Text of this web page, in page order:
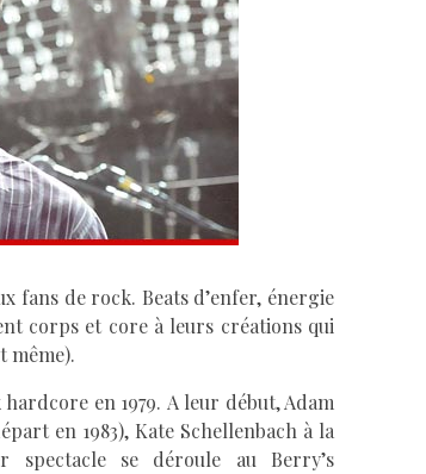
fans de rock. Beats d’enfer, énergie
corps et core à leurs créations qui
même).
en 1979. A leur début, Adam
en 1983), Kate Schellenbach à la
se déroule au Berry’s